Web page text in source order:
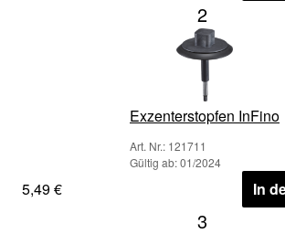
2
Exzenterstopfen InFino
Art. Nr.: 121711
Gültig ab: 01/2024
5,49 € In
3